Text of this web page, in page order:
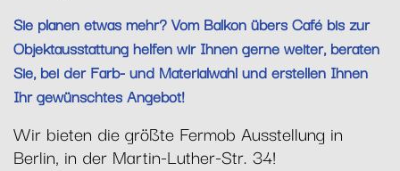
Sie planen etwas mehr? Vom Balkon übers Café bis zur
Objektausstattung helfen wir Ihnen gerne weiter, beraten
Sie, bei der Farb- und Materialwahl und erstellen Ihnen
Ihr gewünschtes Angebot!
Wir bieten die größte Fermob Ausstellung in
Berlin, in der Martin-Luther-Str. 34!